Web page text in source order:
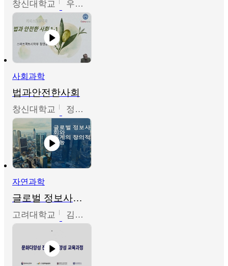
창신대학교 우미옥,오윤경,박선이
사회과학
법과안전한사회
창신대학교 정연균
자연과학
글로벌 정보사회와 통계의 창의적 기능
고려대학교 김희영